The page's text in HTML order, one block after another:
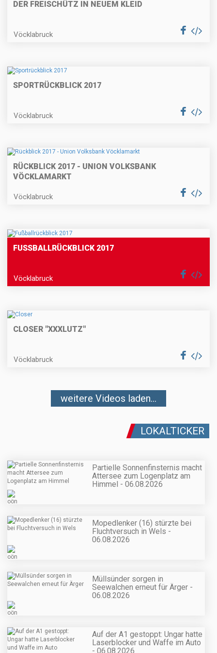
DER FREISCHÜTZ IN NEUEM KLEID
Vöcklabruck
SPORTRÜCKBLICK 2017
Vöcklabruck
RÜCKBLICK 2017 - UNION VOLKSBANK
VÖCKLAMARKT
Vöcklabruck
FUSSBALLRÜCKBLICK 2017
Vöcklabruck
CLOSER "XXXLUTZ"
Vöcklabruck
weitere Videos laden...
LOKALTICKER
Partielle Sonnenfinsternis macht
Attersee zum Logenplatz am
Himmel - 06.08.2026
Mopedlenker (16) stürzte bei
Fluchtversuch in Wels -
06.08.2026
Müllsünder sorgen in
Seewalchen erneut für Ärger -
06.08.2026
Auf der A1 gestoppt: Ungar hatte
Laserblocker und Waffe im Auto
- 06.08.2026